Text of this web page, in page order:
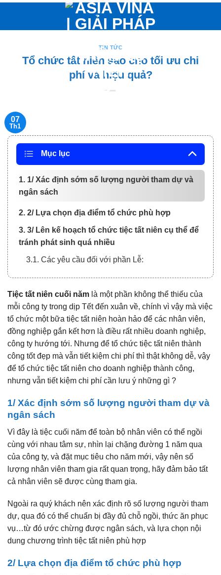
nội
TIN TỨC
Tổ chức tất niên sao cho tối ưu chi
phí và hiệu quả?
07
Th1
Mục lục
1. 1/ Xác định sớm số lượng người tham dự và
ngân sách
2. 2/ Lựa chọn địa điểm tổ chức phù hợp
3. 3/ Lên kế hoạch tổ chức tiệc tất niên cụ thể để
tránh phát sinh quá nhiều
3.1. Các yêu cầu đối với phần Lễ:
Tiệc tất niên cuối năm là một phần không thể thiếu của
mỗi công ty trong dịp Tết đến xuân về, chính vì vậy mà việc
tổ chức một bữa tiệc tất niên hoàn hảo để các nhân viên,
đồng nghiệp gắn kết hơn là điều rất nhiều doanh nghiệp,
công ty hướng tới. Nhưng để tổ chức tiệc tất niên thành
công tốt đẹp mà vẫn tiết kiệm chi phí thì thật không dễ, vậy
để tổ chức tiệc tất niên cho doanh nghiệp thành công,
nhưng vẫn tiết kiệm chi phí cần lưu ý những gì ?
1/ Xác định sớm số lượng người tham dự và
ngân sách
Vì đây là tiệc cuối năm để toàn bộ nhân viên có thể ngồi
cùng với nhau tâm sự, nhìn lại chặng đường 1 năm qua
của công ty, và đặt mục tiêu cho năm mới, vậy nên số
lượng nhân viên tham gia rất quan trọng, hãy đảm bảo tất
cả nhân viên sẽ được cùng tham gia.
Ngoài ra quý khách nên xác định rõ số lượng người tham
dự, qua đó có thể chuẩn bị đầy đủ chỗ ngồi, thức ăn phục
vụ…từ đó ước chừng được ngân sách, và lựa chọn nội
dung chương trình tiệc tất niên phù hợp
2/ Lựa chọn địa điểm tổ chức phù hợp